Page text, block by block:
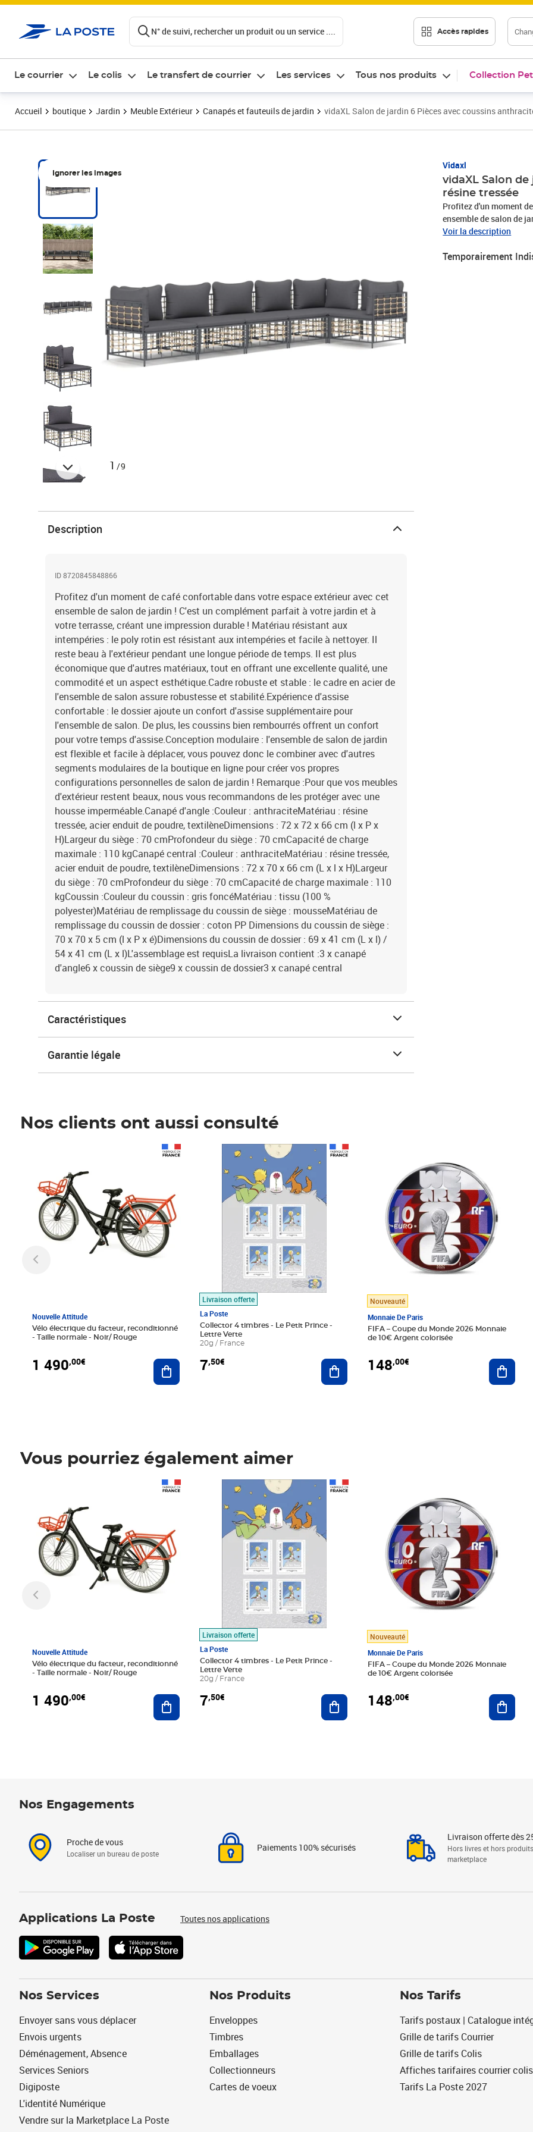
N° de suivi, rechercher un produit ou un service .... Accès rapides
Le courrier Le colis Le transfert de courrier Les services Tous nos produits Collection
Accueil boutique Jardin Meuble Extérieur Canapés et fauteuils de jardin vidaXL Salon de jardin 6 Pièces avec coussins
Ignorer les images
1 /9
Vidaxl
vidaXL Salon
résine tressée
Profitez d'un moment
ensemble de salon de
terrasse, créant une
pendant une longue
stabilité.Expérience
Voir la description
Temporairement
Description
ID 8720845848866
Profitez d'un moment de café confortable dans votre espace extérieur avec cet
ensemble de salon de jardin ! C'est un complément parfait à votre jardin et à
votre terrasse, créant une impression durable ! Matériau résistant aux
intempéries : le poly rotin est résistant aux intempéries et facile à nettoyer. Il
reste beau à l'extérieur pendant une longue période de temps. Il est plus
économique que d'autres matériaux, tout en offrant une excellente qualité, une
commodité et un aspect esthétique.Cadre robuste et stable : le cadre en acier de
l'ensemble de salon assure robustesse et stabilité.Expérience d'assise
confortable : le dossier ajoute un confort d'assise supplémentaire pour
l'ensemble de salon. De plus, les coussins bien rembourrés offrent un confort
pour votre temps d'assise.Conception modulaire : l'ensemble de salon de jardin
est flexible et facile à déplacer, vous pouvez donc le combiner avec d'autres
segments modulaires de la boutique en ligne pour créer vos propres
configurations personnelles de salon de jardin ! Remarque :Pour que vos meubles
d'extérieur restent beaux, nous vous recommandons de les protéger avec une
housse imperméable.Canapé d'angle :Couleur : anthraciteMatériau : résine
tressée, acier enduit de poudre, textilèneDimensions : 72 x 72 x 66 cm (l x P x
H)Largeur du siège : 70 cmProfondeur du siège : 70 cmCapacité de charge
maximale : 110 kgCanapé central :Couleur : anthraciteMatériau : résine tressée,
acier enduit de poudre, textilèneDimensions : 72 x 70 x 66 cm (L x l x H)Largeur
du siège : 70 cmProfondeur du siège : 70 cmCapacité de charge maximale : 110
kgCoussin :Couleur du coussin : gris foncéMatériau : tissu (100 %
polyester)Matériau de remplissage du coussin de siège : mousseMatériau de
remplissage du coussin de dossier : coton PP Dimensions du coussin de siège :
70 x 70 x 5 cm (l x P x é)Dimensions du coussin de dossier : 69 x 41 cm (L x l) /
54 x 41 cm (L x l)L'assemblage est requisLa livraison contient :3 x canapé
d'angle6 x coussin de siège9 x coussin de dossier3 x canapé central
Caractéristiques
Garantie légale
Nos clients ont aussi consulté
Nouvelle Attitude
Vélo électrique du facteur, reconditionné
- Taille normale - Noir/ Rouge
1 490,00€ Ajouter au panier
Livraison offerte
La Poste
Collector 4 timbres - Le Petit Prince -
Lettre Verte
20g / France
7,50€
Prix 7,50€
Ajouter au panier
Nouveauté
Monnaie De Paris
FIFA – Coupe du Monde 2026 Monnaie
de 10€ Argent colorisée
148,00€
Vous pourriez également aimer
Nouvelle Attitude
Vélo électrique du facteur, reconditionné
- Taille normale - Noir/ Rouge
1 490,00€ Ajouter au panier
Livraison offerte
La Poste
Collector 4 timbres - Le Petit Prince -
Lettre Verte
20g / France
7,50€
Prix 7,50€
Ajouter au panier
Nouveauté
Monnaie De Paris
FIFA – Coupe du Monde 2026 Monnaie
de 10€ Argent colorisée
148,00€
Nos Engagements
Proche de vous
Localiser un bureau de poste
Paiements 100% sécurisés
Livraison offerte dès
Hors livres et hors produits
marketplace
Applications La Poste Toutes nos applications
Nos Services
Envoyer sans vous déplacer
Envois urgents
Déménagement, Absence
Services Seniors
Digiposte
L'identité Numérique
Vendre sur la Marketplace La Poste
Nos Produits
Enveloppes
Timbres
Emballages
Collectionneurs
Cartes de voeux
Nos Tarifs
Tarifs postaux | Catalogue
Grille de tarifs Courrier
Grille de tarifs Colis
Affiches tarifaires courrier colis
Tarifs La Poste 2027